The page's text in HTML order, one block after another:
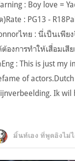
: Boy love =
: PG13 -
ไทย : นี่เป็นเพีย
ต้องการทำให้เสื่อมเ
Eng : This is just my
of
Ik wil
มิ้นท์เอง ที่พูดอิงไม่ได้ พูด